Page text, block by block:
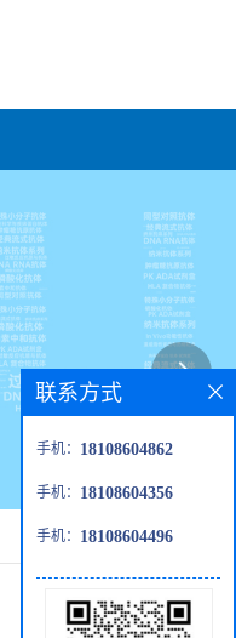
联系方式
手机： 18108604862
手机： 18108604356
手机： 18108604496